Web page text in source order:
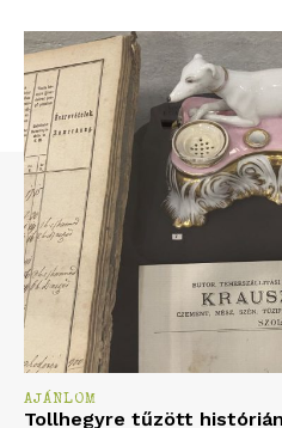
AJÁNLOM
Tollhegyre tűzött